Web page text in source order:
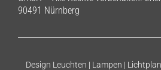
90491 Nürnberg
Design Leuchten | Lampen |